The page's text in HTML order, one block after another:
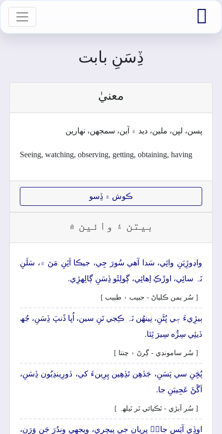

ڏِسَنِ بابت
معنيٰ
پسن، لڀن، ملين، ديد ۾ آين، سمجهن، نھارين
Seeing, watching, observing, getting, obtaining, having
ڪوش ۾ ڏِسو
بيتن ۽ وائين ۾
واڍوڙِيَنِ وائِي، سَدا آھي سُورَ جِي، جيڪا اَٿِنِ مَنَ ۾، سَلَنِ
نَہ سائِي، اوڙَڪِ اِھائِي، ڳولِئَو ڏِسَنِ ڳالِهڙِي.
[ سُر يمن ڪلياڻ - حبيب ۽ طبيب ]
ٻيڙِيءَ جٖي ڀُڻَنِ، نِينھُن نَہ ڪِجي تَنِ سين، اُڀا ڏَنڀَ ڏِسَنِ، جُھ
ڏيئِي سِڙُه سِيرَ ٿِئا.
[ سُر سامونڊي - ڳرڻ ۽ چنتا ]
پُڇَنِ سي پَسَنِ، جَڏھِن تَڏِھِين پِرِينءَ کي، ڏورِيندِيُون ڏِسَنِ،
اَڱَڻَ عَجِيبَنِ جا.
[ سُر آبڙي - ٿڪيائي ٿر ٿيلهہ ]
اوڏِي آيَس جانۡ پِريان جي پيچِري، ويجهِي وِندُرَ جَنِ وَرَنِ،